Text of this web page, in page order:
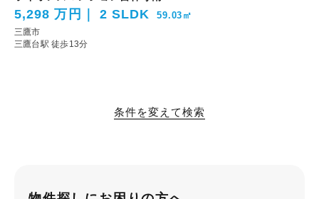
5,298 万円 2 SLDK 59.03㎡
三鷹市
三鷹台駅 徒歩13分
条件を変えて検索